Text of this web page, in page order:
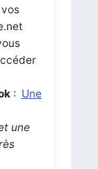
: Une
une